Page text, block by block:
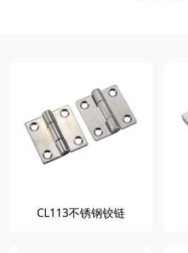
CL113不锈钢铰链